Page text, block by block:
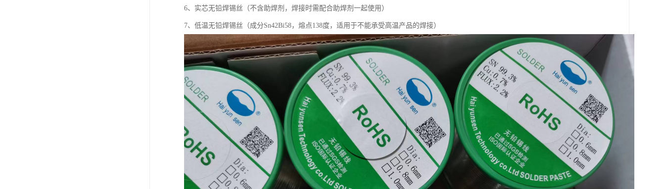
6、实芯无铅焊锡丝（不含助焊剂，焊接时需配合助焊剂一起使用）
7、低温无铅焊锡丝（成分Sn42Bi58，熔点138度，适用于不能承受高温产品的焊接）